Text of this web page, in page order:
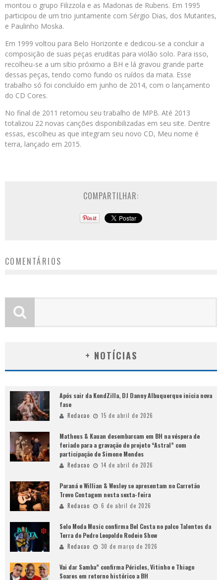
montou o grupo Filizzola e as Madonas de Rubens. Em 1995
participou de um trio juntamente com Sérgio Dias, dos Mutantes,
e Paulinho Moska.
Em 1999 voltou para Belo Horizonte e dedicou-se a concluir a
composição de suas peças eruditas para violão solo. Para isso,
recolheu-se a um sítio próximo a BH e lá gravou grande parte
dessas peças, tendo como fundo os ruídos da mata. Esse
trabalho só foi concluído em junho de 2014, com o lançamento
do CD Cores.
No final de 2011 retomou seu trabalho de MPB. Até 2013
totalizou 22 novas canções disponibilizadas em seu site. Dentre
essas, escolheu as que integram seu novo CD, Meu nome é
terra, lançado em 2015.
COMPARTILHAR:
COMENTÁRIOS
+ NOTÍCIAS
Após sair da KondZilla, DJ Danny Albuquerque inicia nova
fase
Redacao 15 de abril de 2026
Matheus & Kauan desembarcam em BH na véspera de
feriado para a gravação do projeto “Astral” com
participação de Simone Mendes
Redacao 14 de abril de 2026
Paraná e Willian & Wesley se apresentam no Carretão
Trevo Contagem nesta sexta-feira
Redacao 6 de abril de 2026
Selo Moda Music confirma Bel Costa no palco Talentos da
Terra do Pedro Leopoldo Rodeio Show
Redacao 30 de março de 2026
Vai dar Samba” confirma Péricles, Vitinho e Thiago
Soares em retorno histórico a BH